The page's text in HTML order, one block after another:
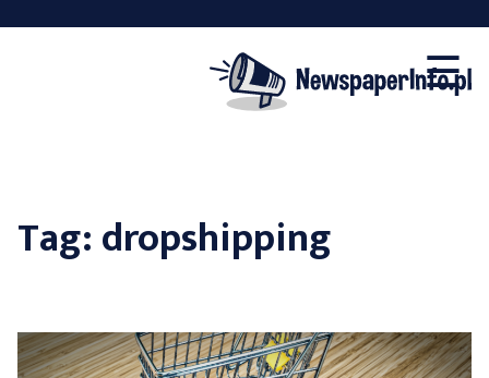
☰
×
Tag:dropshipping